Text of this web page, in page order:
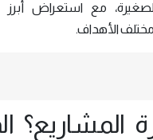
مع استعراض أبرز
الأهداف.
المشاريع؟